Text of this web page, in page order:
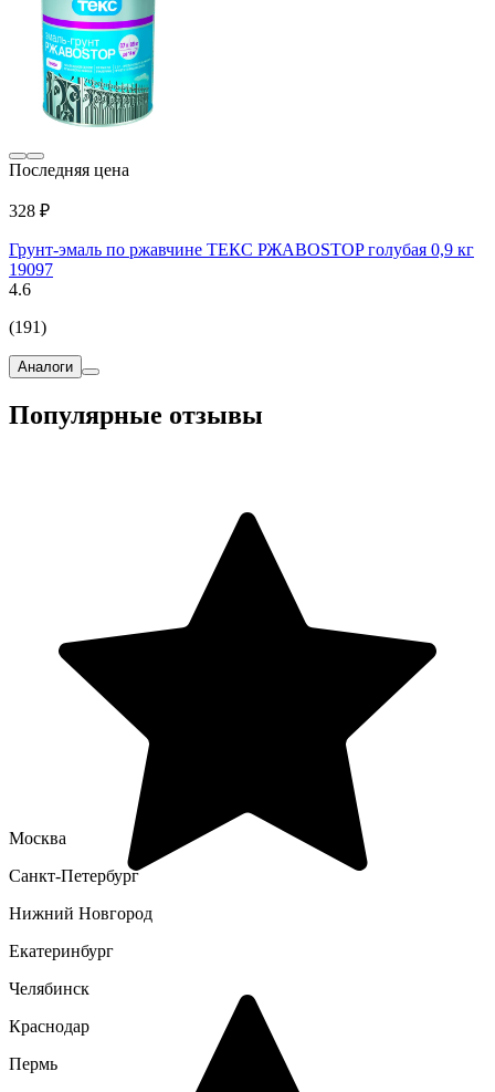
Последняя цена
328 ₽
Грунт-эмаль по ржавчине ТЕКС РЖАВОSTOP голубая 0,9 кг
19097
4.6
(191)
Аналоги
Популярные отзывы
Москва
Санкт-Петербург
Нижний Новгород
Екатеринбург
Челябинск
Краснодар
Пермь